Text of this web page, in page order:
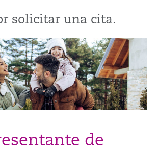
solicitar una cita.
de